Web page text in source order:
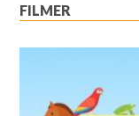
FILMER